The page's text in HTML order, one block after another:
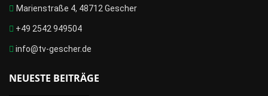
Marienstraße 4, 48712 Gescher
+49 2542 949504
info@tv-gescher.de
NEUESTE BEITRÄGE